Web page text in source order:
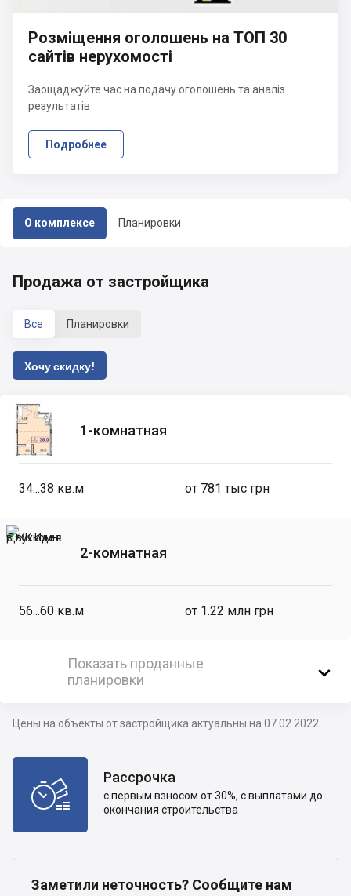
О комплексе Планировки
Розміщення оголошень на ТОП 30
сайтів нерухомості
Заощаджуйте час на подачу оголошень та аналіз
результатів
Подробнее
Продажа от застройщика
Все Планировки
Хочу скидку!
1-комнатная
34...38 кв.м от 781 тыс грн
2-комнатная
56...60 кв.м от 1.22 млн грн
Показать проданные
планировки

Цены на объекты от застройщика актуальны на 07.02.2022
 Рассрочка
с первым взносом от 30%, с выплатами до
окончания строительства
Заметили неточность? Сообщите нам